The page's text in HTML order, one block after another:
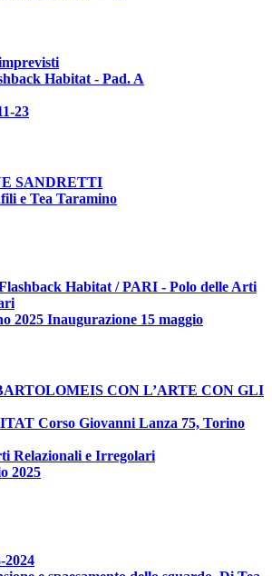
Habitat - Pad. A
23
SANDRETTI
e Tea Taramino
Habitat / PARI - Polo delle Arti
2025 Inaugurazione 15 maggio
CON L’ARTE CON GLI
Corso Giovanni Lanza 75, Torino
Relazionali e Irregolari
2025
2024